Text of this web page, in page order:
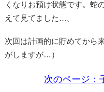
くなりお預け状態です。蛇
えて見てました…。
次回は計画的に貯めてから
がしますが…）
次のページ：